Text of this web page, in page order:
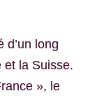
d’un long
et la Suisse.
», le